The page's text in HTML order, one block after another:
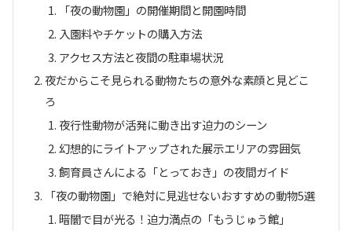
「夜の動物園」の開催期間と開園時間
入園料やチケットの購入方法
アクセス方法と夜間の駐車場状況
夜だからこそ見られる動物たちの意外な素顔と見どこ
ろ
夜行性動物が活発に動き出す迫力のシーン
幻想的にライトアップされた展示エリアの雰囲気
飼育員さんによる「とっておき」の夜間ガイド
「夜の動物園」で絶対に見逃せないおすすめの動物5選
暗闇で目が光る！迫力満点の「もうじゅう館」